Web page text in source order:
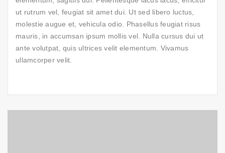
ut rutrum vel, feugiat sit amet dui. Ut sed libero luctus,
molestie augue et, vehicula odio. Phasellus feugiat risus
mauris, in accumsan ipsum mollis vel. Nulla cursus dui ut
ante volutpat, quis ultrices velit elementum. Vivamus
ullamcorper velit.